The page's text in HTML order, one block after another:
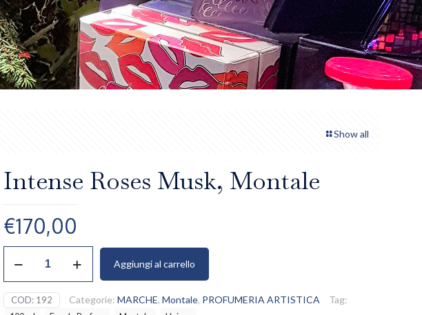
Show all
Intense Roses Musk, Montale
€170,00
Roses
Musk,
Montale
quantità
Aggiungi al carrello
COD: 192 Categorie: MARCHE, Montale, PROFUMERIA ARTISTICA Tag: